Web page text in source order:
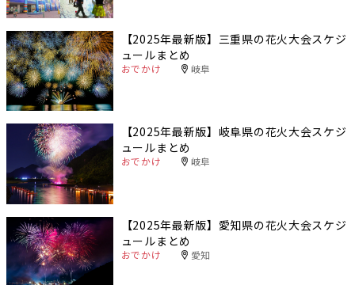
【2025年最新版】三重県の花火大会スケジ
ュールまとめ
おでかけ 岐阜
【2025年最新版】岐阜県の花火大会スケジ
ュールまとめ
おでかけ 岐阜
【2025年最新版】愛知県の花火大会スケジ
ュールまとめ
おでかけ 愛知